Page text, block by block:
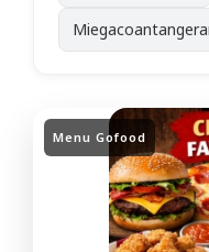
Menu Gofood